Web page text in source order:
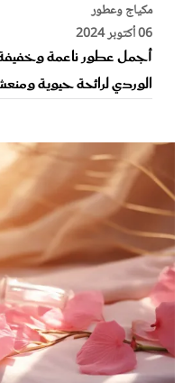
مكياج وعطور
06 أكتوبر 2024
أجمل عطور ناعمة
الوردي لرائحة حيوية